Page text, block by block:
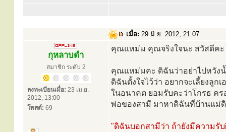
เมื่อ: 29 มิ.ย. 2012, 21:07
กุหลาบดำ
สมาชิก ระดับ 2
ลงทะเบียนเมื่อ: 23 เม.ย.
2012, 13:00
โพสต์: 69
คุณแหม่ม คุณจริงใจนะ สวัสดีคะ
คุณแหม่มคะ ดิฉันว่าอย่าไปหวังน้
ดิฉันตั้งใจไว้ว่า อยากจะเลี้ยงลูก
ในอนาคต ยอมรับคะว่าโกรธ คร
พ่อของสามี มาหาดิฉันที่บ้านแม่
"ดิฉันบอกสามีว่า ถ้ายังมีความรั